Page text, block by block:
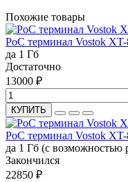
Похожие товары
PoC терминал Vostok
да 1 Гб
Достаточно
13000 ₽
КУПИТЬ
PoC терминал Vostok
да 1 Гб (с возможностью
Закончился
22850 ₽